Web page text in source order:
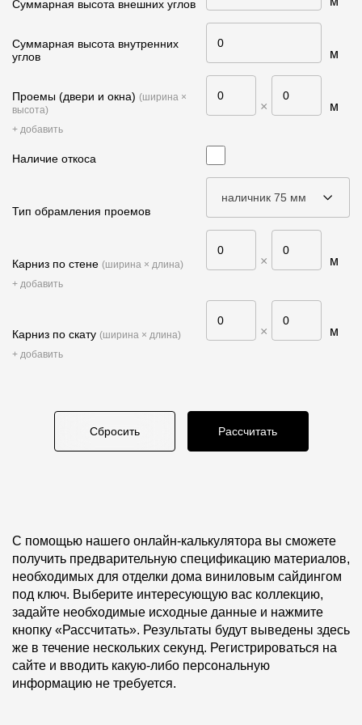
Мягкая кровля
Ламинированная черепица
Комплектующие к кровле
Водостоки
Пластиковые водосточные системы
Чердачные лестницы
Документация
Рекламные материалы
Сертификаты
Гарантии
Чертежи
Текстуры
Фото объектов
Суммарная высота внешних углов
Суммарная высота внутренних
углов
м
Проемы (двери и окна) (ширина ×
высота)
× м
+ добавить
Наличие откоса
Тип обрамления проемов
наличник 75 мм
Карниз по стене (ширина × длина) × м
+ добавить
Карниз по скату (ширина × длина) × м
+ добавить
Сбросить Рассчитать
С помощью нашего онлайн-калькулятора вы сможете
получить предварительную спецификацию материалов,
необходимых для отделки дома виниловым сайдингом
под ключ. Выберите интересующую вас коллекцию,
задайте необходимые исходные данные и нажмите
кнопку «Рассчитать». Результаты будут выведены здесь
же в течение нескольких секунд. Регистрироваться на
сайте и вводить какую-либо персональную
информацию не требуется.